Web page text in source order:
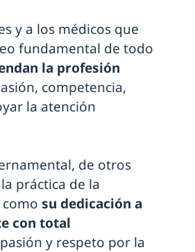
y a los médicos que
fundamental de todo
la profesión
competencia,
la atención
de otros
práctica de la
su dedicación a
con total
y respeto por la